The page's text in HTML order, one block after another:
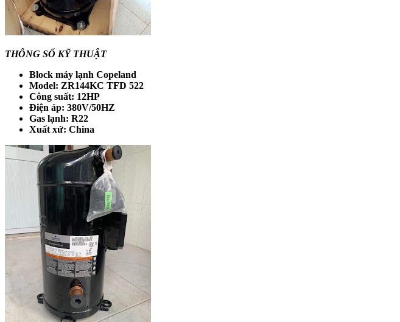
THÔNG SỐ KỸ THUẬT
Block máy lạnh Copeland
Model: ZR144KC TFD 522
Công suất: 12HP
Điện áp: 380V/50HZ
Gas lạnh: R22
Xuất xứ: China